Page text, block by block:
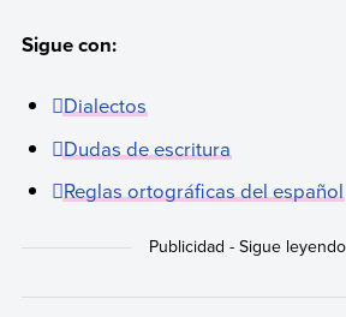
Sigue con:
Dialectos
Dudas de escritura
Reglas ortográficas del español